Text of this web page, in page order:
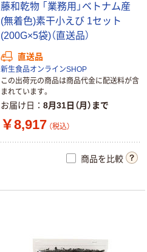
藤和乾物 「業務用」ベトナム産
(無着色)素干小えび 1セット
(200G×5袋)（直送品）
直送品
新生食品オンラインSHOP
この出荷元の商品は商品代金に配送料が含
まれています。
お届け日 8月31日（月）まで
￥8,917 （税込）
商品を比較
リンガーフーズ